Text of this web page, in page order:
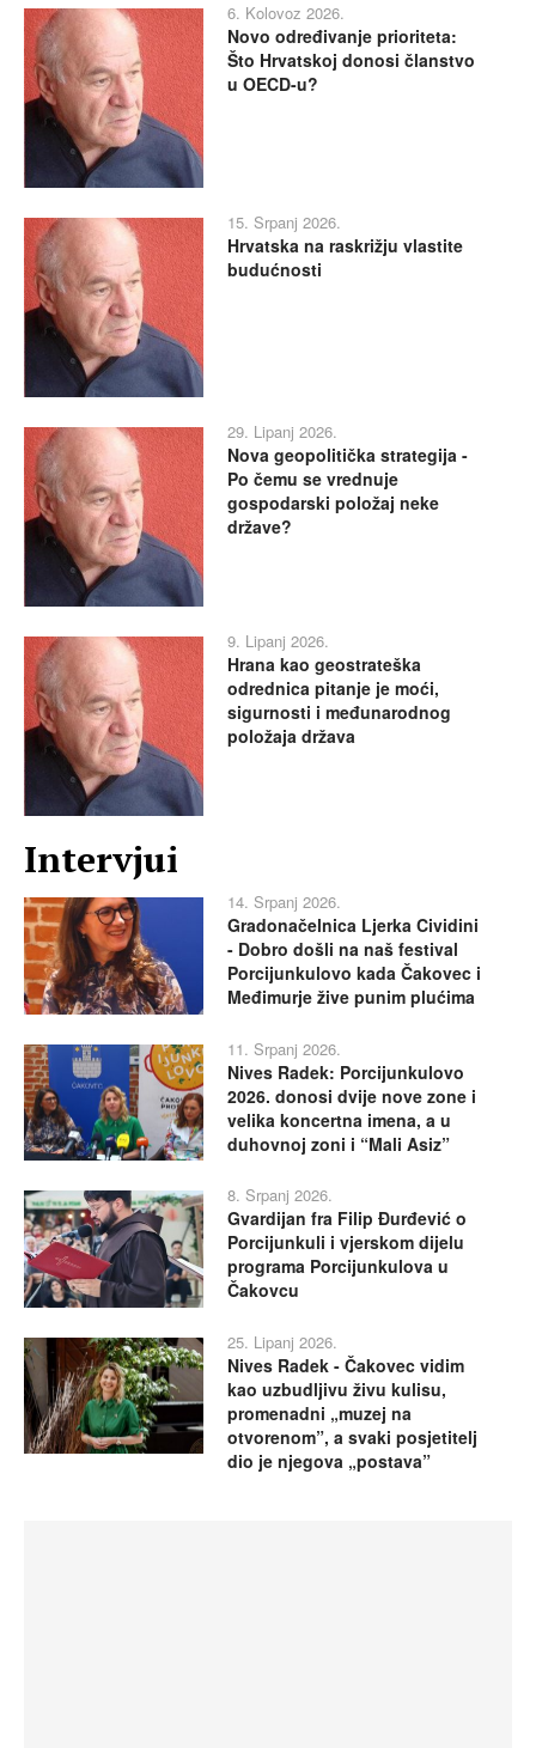
6. Kolovoz 2026.
Novo određivanje prioriteta:
Što Hrvatskoj donosi članstvo
u OECD-u?
15. Srpanj 2026.
Hrvatska na raskrižju vlastite
budućnosti
29. Lipanj 2026.
Nova geopolitička strategija -
Po čemu se vrednuje
gospodarski položaj neke
države?
9. Lipanj 2026.
Hrana kao geostrateška
odrednica pitanje je moći,
sigurnosti i međunarodnog
položaja država
Intervjui
14. Srpanj 2026.
Gradonačelnica Ljerka Cividini
- Dobro došli na naš festival
Porcijunkulovo kada Čakovec i
Međimurje žive punim plućima
11. Srpanj 2026.
Nives Radek: Porcijunkulovo
2026. donosi dvije nove zone i
velika koncertna imena, a u
duhovnoj zoni i “Mali Asiz”
8. Srpanj 2026.
Gvardijan fra Filip Đurđević o
Porcijunkuli i vjerskom dijelu
programa Porcijunkulova u
Čakovcu
25. Lipanj 2026.
Nives Radek - Čakovec vidim
kao uzbudljivu živu kulisu,
promenadni „muzej na
otvorenom”, a svaki posjetitelj
dio je njegova „postava”